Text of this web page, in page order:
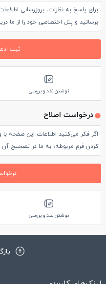
برای پاسخ به نظرات، بروزرسانی
برسانید و پنل اختصاصی خود را از ما
ثبت
نوشتن نقد و بررسی
درخواست اصلاح
اگر فکر می‌کنید اطلاعات این صفحه با
کردن فرم مربوطه، به ما در تصحیح
نوشتن نقد و بررسی